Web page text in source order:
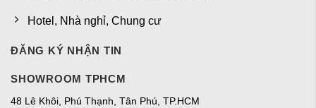
Hotel, Nhà nghỉ, Chung cư
ĐĂNG KÝ NHẬN TIN
SHOWROOM TPHCM
48 Lê Khôi, Phú Thạnh, Tân Phú, TP.HCM